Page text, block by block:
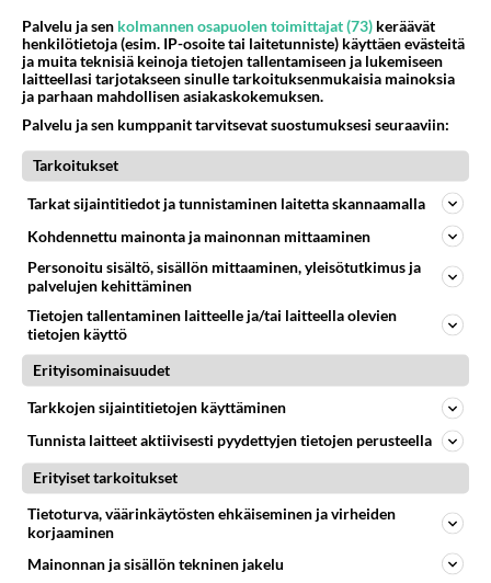
LUETUIMMAT
Muistatko? Kädestä suuhun
elävä Satu sai jättimäisen
rahasalkun Henry-
Tiesitkö? Martina Aitolehden
isäpuoli on tämä suosittu
Palvelu ja sen kolmannen osapuolen toimittajat (73) keräävät
henkilötietoja (esim. IP-osoite tai laitetunniste) käyttäen evästeitä
ja muita teknisiä keinoja tietojen tallentamiseen ja lukemiseen
laitteellasi tarjotakseen sinulle tarkoituksenmukaisia mainoksia
ja parhaan mahdollisen asiakaskokemuksen.
Palvelu ja sen kumppanit tarvitsevat suostumuksesi seuraaviin:
Tarkoitukset
Tarkat sijaintitiedot ja tunnistaminen laitetta skannaamalla
Kohdennettu mainonta ja mainonnan mittaaminen
Personoitu sisältö, sisällön mittaaminen, yleisötutkimus ja
palvelujen kehittäminen
Tietojen tallentaminen laitteelle ja/tai laitteella olevien
tietojen käyttö
Erityisominaisuudet
Tarkkojen sijaintitietojen käyttäminen
Tunnista laitteet aktiivisesti pyydettyjen tietojen perusteella
Erityiset tarkoitukset
Tietoturva, väärinkäytösten ehkäiseminen ja virheiden
korjaaminen
Mainonnan ja sisällön tekninen jakelu